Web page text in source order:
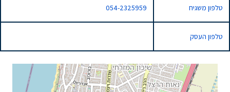
טלפון משגיח 054-2325959
טלפון העסק